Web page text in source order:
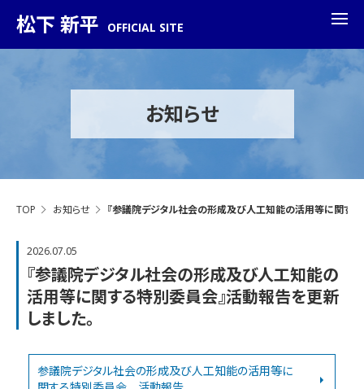
松下 新平 OFFICIAL SITE
お知らせ
TOP お知らせ 『参議院デジタル社会の形成及び人工知能の活用等に関する
2026.07.05
『参議院デジタル社会の形成及び人工知能の
活用等に関する特別委員会』活動報告を更新
しました。
参議院デジタル社会の形成及び人工知能の活用等に